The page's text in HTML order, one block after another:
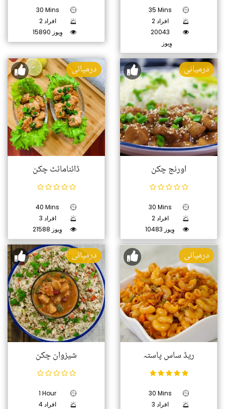
30 Mins
2 افراد
15890 وِیوز
35 Mins
2 افراد
20043
وِیوز
درمیانی
ڈائنامائٹ چکن
40 Mins
3 افراد
21588 وِیوز
درمیانی
اورنج چکن
30 Mins
2 افراد
10483 وِیوز
درمیانی
شیزوان چکن
1 Hour
4 افراد
درمیانی
ریڈ ساس پاستہ
30 Mins
3 افراد